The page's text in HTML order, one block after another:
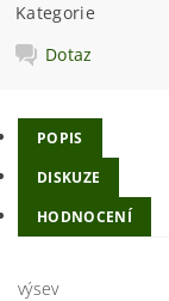
Kategorie
Dotaz
POPIS
DISKUZE
HODNOCENÍ
výsev